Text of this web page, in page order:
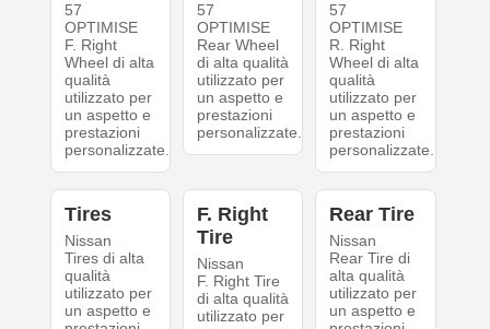
57
OPTIMISE
F. Right
Wheel di alta
qualità
utilizzato per
un aspetto e
prestazioni
personalizzate.
57
OPTIMISE
Rear Wheel
di alta qualità
utilizzato per
un aspetto e
prestazioni
personalizzate.
57
OPTIMISE
R. Right
Wheel di alta
qualità
utilizzato per
un aspetto e
prestazioni
personalizzate.
Tires
Nissan
Tires di alta
qualità
utilizzato per
un aspetto e
F. Right
Tire
Nissan
F. Right Tire
di alta qualità
utilizzato per
Rear Tire
Nissan
Rear Tire di
alta qualità
utilizzato per
un aspetto e